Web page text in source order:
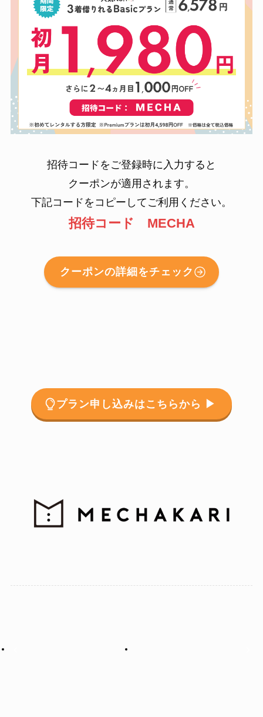
招待コードをご登録時に入力すると
クーポンが適用されます。
下記コードをコピーしてご利用ください。
招待コード MECHA
クーポンの詳細をチェック
プラン申し込みはこちらから ▶